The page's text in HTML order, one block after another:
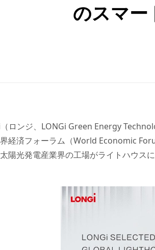
のスマー
ロンジ、LONGi Green Energy
経済フォーラム（World Economic
陽光発電産業界の工場がライトハウス